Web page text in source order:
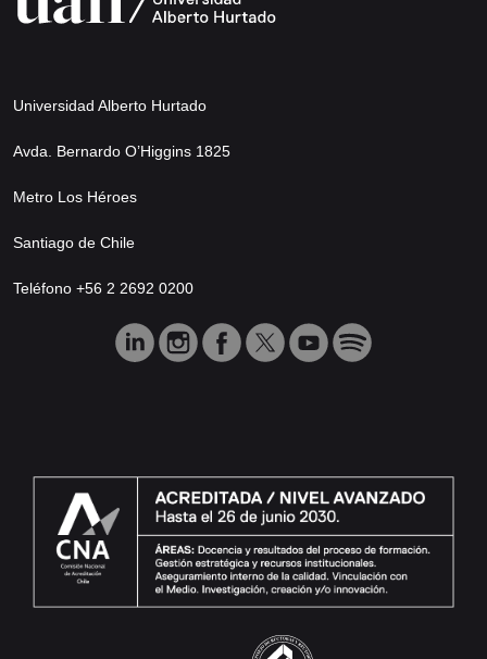
Universidad Alberto Hurtado
Avda. Bernardo O’Higgins 1825
Metro Los Héroes
Santiago de Chile
Teléfono +56 2 2692 0200